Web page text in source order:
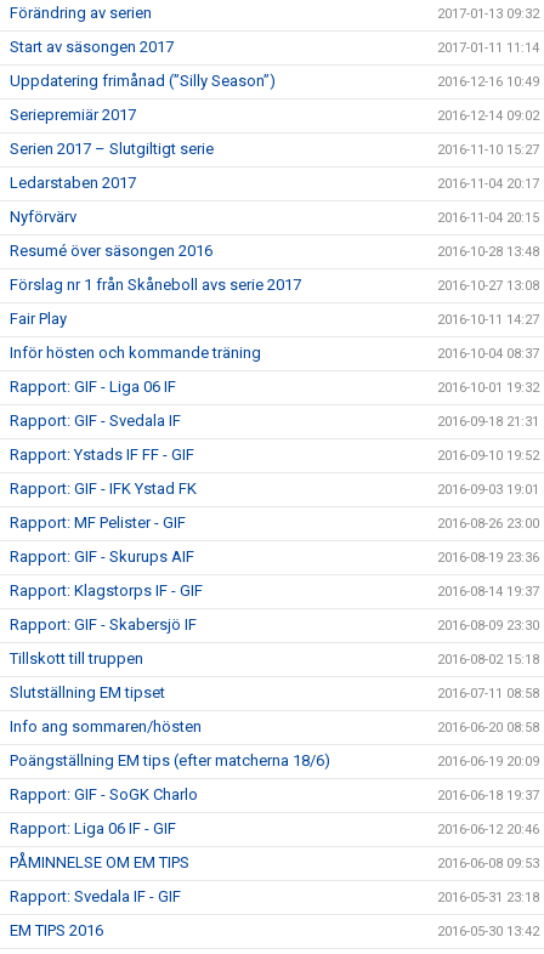
Förändring av serien 2017-01-13 09:32
Start av säsongen 2017 2017-01-11 11:14
Uppdatering frimånad (”Silly Season”) 2016-12-16 10:49
Seriepremiär 2017 2016-12-14 09:02
Serien 2017 – Slutgiltigt serie 2016-11-10 15:27
Ledarstaben 2017 2016-11-04 20:17
Nyförvärv 2016-11-04 20:15
Resumé över säsongen 2016 2016-10-28 13:48
Förslag nr 1 från Skåneboll avs serie 2017 2016-10-27 13:08
Fair Play 2016-10-11 14:27
Inför hösten och kommande träning 2016-10-04 08:37
Rapport: GIF - Liga 06 IF 2016-10-01 19:32
Rapport: GIF - Svedala IF 2016-09-18 21:31
Rapport: Ystads IF FF - GIF 2016-09-10 19:52
Rapport: GIF - IFK Ystad FK 2016-09-03 19:01
Rapport: MF Pelister - GIF 2016-08-26 23:00
Rapport: GIF - Skurups AIF 2016-08-19 23:36
Rapport: Klagstorps IF - GIF 2016-08-14 19:37
Rapport: GIF - Skabersjö IF 2016-08-09 23:30
Tillskott till truppen 2016-08-02 15:18
Slutställning EM tipset 2016-07-11 08:58
Info ang sommaren/hösten 2016-06-20 08:58
Poängställning EM tips (efter matcherna 18/6) 2016-06-19 20:09
Rapport: GIF - SoGK Charlo 2016-06-18 19:37
Rapport: Liga 06 IF - GIF 2016-06-12 20:46
PÅMINNELSE OM EM TIPS 2016-06-08 09:53
Rapport: Svedala IF - GIF 2016-05-31 23:18
EM TIPS 2016 2016-05-30 13:42